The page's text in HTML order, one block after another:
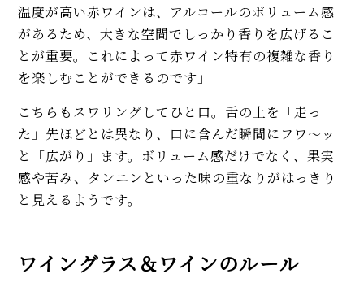
温度が高い赤ワインは、アルコールのボリューム感
があるため、大きな空間でしっかり香りを広げるこ
とが重要。これによって赤ワイン特有の複雑な香り
を楽しむことができるのです」
こちらもスワリングしてひと口。舌の上を「走っ
た」先ほどとは異なり、口に含んだ瞬間にフワ〜ッ
と「広がり」ます。ボリューム感だけでなく、果実
感や苦み、タンニンといった味の重なりがはっきり
と見えるようです。
ワイングラス＆ワインのルール